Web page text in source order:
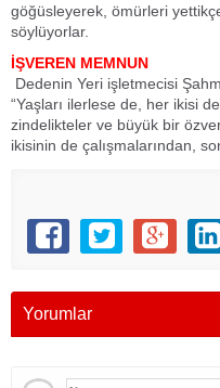
göğüsleyerek, ömürleri
söylüyorlar.
İŞVEREN MEMNUN
Dedenin Yeri işletmecisi
“Yaşları ilerlese de, her ikisi
zindelikteler ve büyük bir
ikisinin de çalışmalarından,
Yorumlar